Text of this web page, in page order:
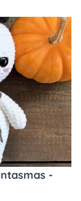
-